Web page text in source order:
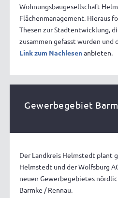
Wohnungsbaugesellschaft
Flächenmanagement. Hieraus
Thesen zur Stadtentwicklung,
zusammen gefasst wurden und
Link zum Nachlesenanbieten.
Gewerbegebiet
Der Landkreis Helmstedt plant
Helmstedt und der Wolfsburg
neuen Gewerbegebietes
Barmke / Rennau.